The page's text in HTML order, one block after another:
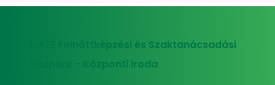
MATE Felnőttképzési és Szaktanácsadási
Központ - Központi iroda